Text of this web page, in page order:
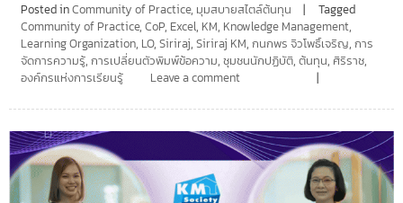
Posted inCommunity of Practice, มุมสบายสไตล์ต้นทุน
Tagged
Community of Practice, CoP, Excel, KM, Knowledge Management,
Learning Organization, LO, Siriraj, Siriraj KM, กนกพร จิวโพธิ์เจริญ, การ
จัดการความรู้, การเปลี่ยนตัวพิมพ์ข้อความ, ชุมชนนักปฏิบัติ, ต้นทุน, ศิริราช,
องค์กรแห่งการเรียนรู้
Leave a comment